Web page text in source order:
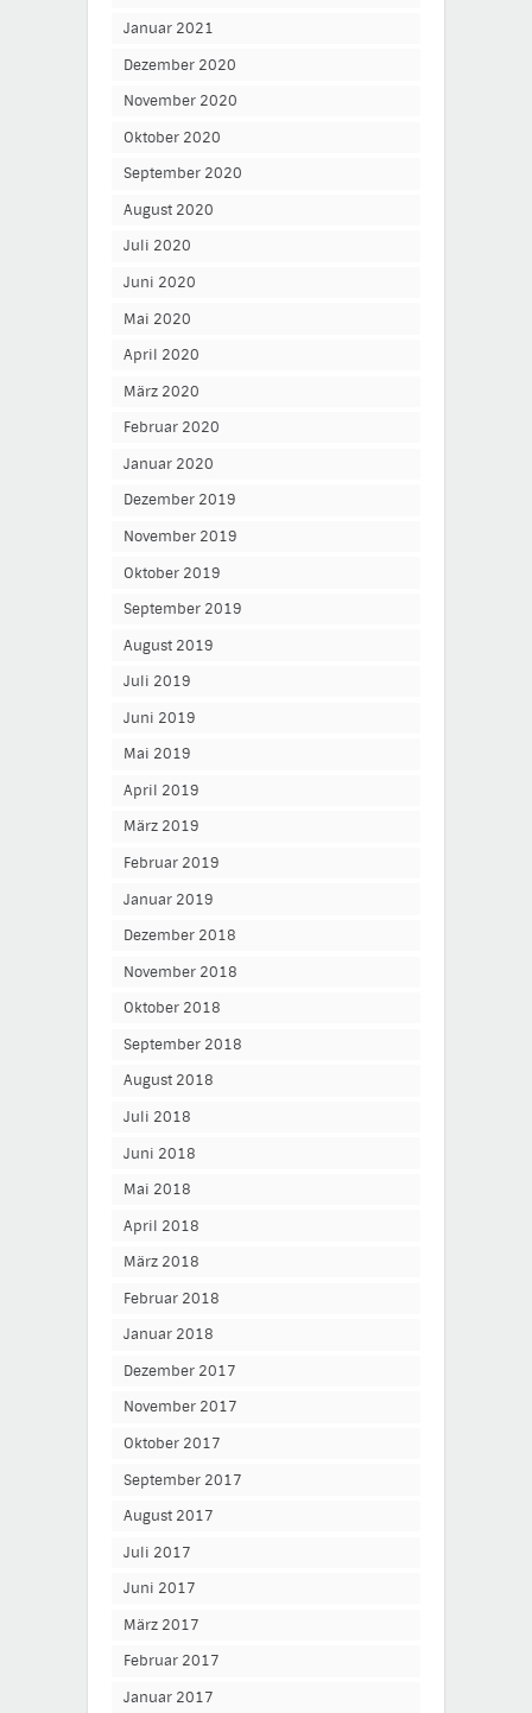
Januar 2021
Dezember 2020
November 2020
Oktober 2020
September 2020
August 2020
Juli 2020
Juni 2020
Mai 2020
April 2020
März 2020
Februar 2020
Januar 2020
Dezember 2019
November 2019
Oktober 2019
September 2019
August 2019
Juli 2019
Juni 2019
Mai 2019
April 2019
März 2019
Februar 2019
Januar 2019
Dezember 2018
November 2018
Oktober 2018
September 2018
August 2018
Juli 2018
Juni 2018
Mai 2018
April 2018
März 2018
Februar 2018
Januar 2018
Dezember 2017
November 2017
Oktober 2017
September 2017
August 2017
Juli 2017
Juni 2017
März 2017
Februar 2017
Januar 2017